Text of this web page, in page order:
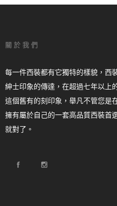
關於我們
每一件西裝都有它獨特的樣貌，西
紳士印象的傳達，在超過七年以上
這個舊有的刻印象，舉凡不管您是
擁有屬於自己的一套高品質西裝首
就對了。